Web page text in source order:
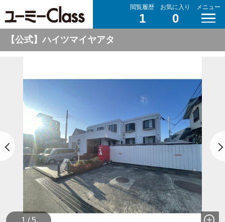
閲覧履歴
1
お気に入り
0
メニュー
【公式】ハイツマイヤアタ
1 / 5